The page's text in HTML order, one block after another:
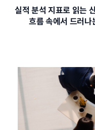
PORTFOLIO
CONTACT
정부지원사업
실적 분석 지표로 읽는
흐름 속에서 드러나